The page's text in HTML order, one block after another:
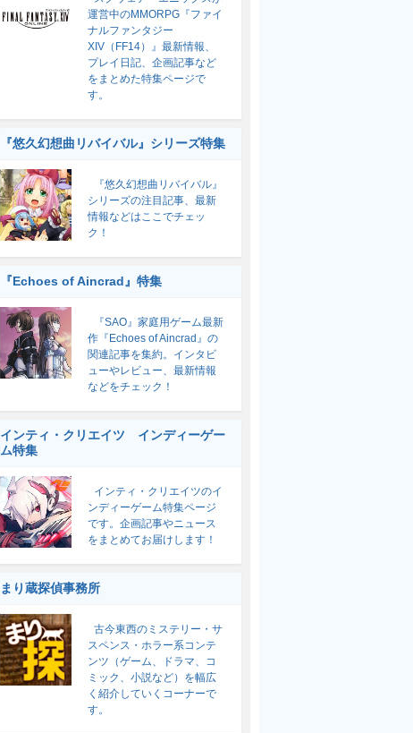
運営中のMMORPG『ファイ
ナルファンタジー
XIV（FF14）』最新情報、
プレイ日記、企画記事など
をまとめた特集ページで
す。
『悠久幻想曲リバイバル』シリーズ特集
『悠久幻想曲リバイバル』
シリーズの注目記事、最新
情報などはここでチェッ
ク！
『Echoes of Aincrad』特集
『SAO』家庭用ゲーム最新
作『Echoes of Aincrad』の
関連記事を集約。インタビ
ューやレビュー、最新情報
などをチェック！
インティ・クリエイツ インディーゲー
ム特集
インティ・クリエイツのイ
ンディーゲーム特集ページ
です。企画記事やニュース
をまとめてお届けします！
まり蔵探偵事務所
古今東西のミステリー・サ
スペンス・ホラー系コンテ
ンツ（ゲーム、ドラマ、コ
ミック、小説など）を幅広
く紹介していくコーナーで
す。